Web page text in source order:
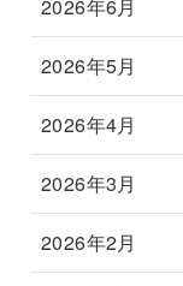
2026年6月
2026年5月
2026年4月
2026年3月
2026年2月